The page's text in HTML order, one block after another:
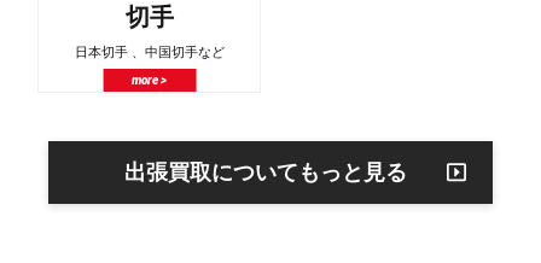
切手
日本切手 、中国切手など
more >
出張買取についてもっと見る